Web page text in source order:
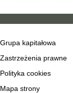
Grupa kapitałowa
Zastrzeżenia prawne
Polityka cookies
Mapa strony